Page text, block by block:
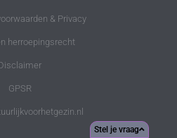
& Privacy
herroepingsrecht
GPSR
Stel je vraag